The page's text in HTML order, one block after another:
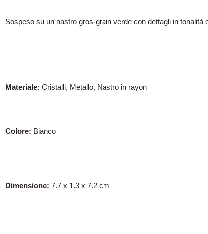
Sospeso su un nastro gros-grain verde con dettagli in
Materiale:Cristalli, Metallo, Nastro in rayon
Colore: Bianco
Dimensione: 7.7 x 1.3 x 7.2 cm